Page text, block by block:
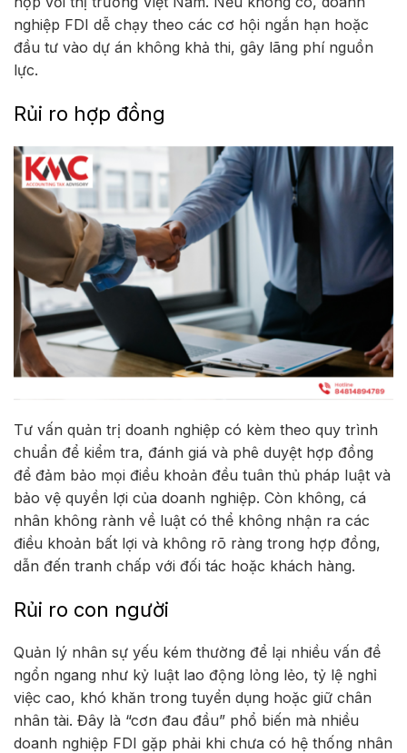
nghiệp FDI dễ chạy theo các cơ hội ngắn hạn hoặc
đầu tư vào dự án không khả thi, gây lãng phí nguồn
lực.
Rủi ro hợp đồng
Tư vấn quản trị doanh nghiệp có kèm theo quy trình
chuẩn để kiểm tra, đánh giá và phê duyệt hợp đồng
để đảm bảo mọi điều khoản đều tuân thủ pháp luật và
bảo vệ quyền lợi của doanh nghiệp. Còn không, cá
nhân không rành về luật có thể không nhận ra các
điều khoản bất lợi và không rõ ràng trong hợp đồng,
dẫn đến tranh chấp với đối tác hoặc khách hàng.
Rủi ro con người
Quản lý nhân sự yếu kém thường để lại nhiều vấn đề
ngổn ngang như kỷ luật lao động lỏng lẻo, tỷ lệ nghỉ
việc cao, khó khăn trong tuyển dụng hoặc giữ chân
nhân tài. Đây là “cơn đau đầu” phổ biến mà nhiều
doanh nghiệp FDI gặp phải khi chưa có hệ thống nhân